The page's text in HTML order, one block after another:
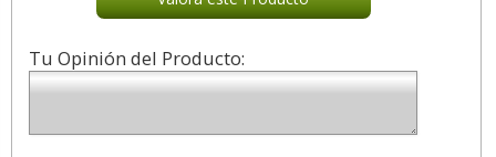
Tu Opinión del Producto: